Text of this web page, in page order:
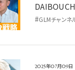
#GLMチャンネ
2025年07月09日